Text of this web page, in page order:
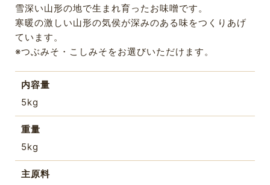
雪深い山形の地で生まれ育ったお味噌です。
寒暖の激しい山形の気侯が深みのある味をつくりあげ
ています。
※つぶみそ・こしみそをお選びいただけます。
内容量
5kg
重量
5kg
主原料